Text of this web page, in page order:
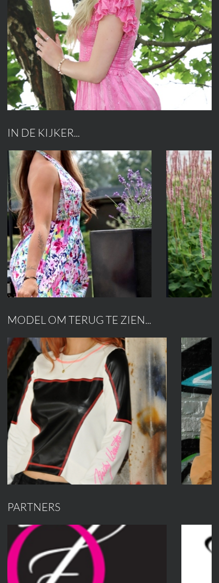
IN DE KIJKER...
MODEL OM TERUG TE ZIEN...
PARTNERS